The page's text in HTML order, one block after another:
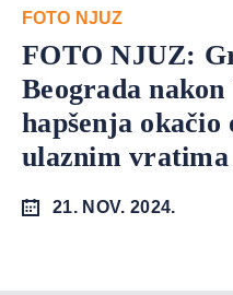
FOTO NJUZ
FOTO NJUZ:
Beograda nakon
hapšenja okačio
ulaznim vratima
21. NOV. 2024.